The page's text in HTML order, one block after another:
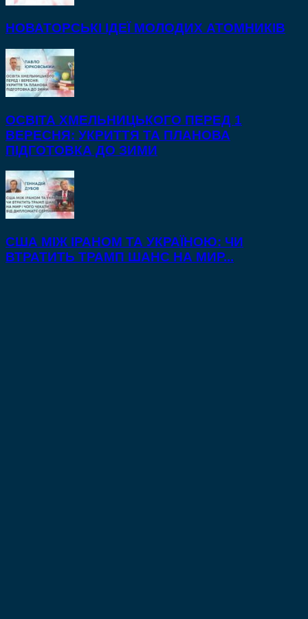
НОВАТОРСЬКІ ІДЕЇ МОЛОДИХ АТОМНИКІВ
ОСВІТА ХМЕЛЬНИЦЬКОГО ПЕРЕД 1
ВЕРЕСНЯ: УКРИТТЯ ТА ПЛАНОВА
ПІДГОТОВКА ДО ЗИМИ
США МІЖ ІРАНОМ ТА УКРАЇНОЮ: ЧИ
ВТРАТИТЬ ТРАМП ШАНС НА МИР...